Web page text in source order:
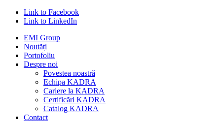
Link to Facebook
Link to LinkedIn
EMI Group
Noutăți
Portofoliu
Despre noi
Povestea noastră
Echipa KADRA
Cariere la KADRA
Certificări KADRA
Catalog KADRA
Contact